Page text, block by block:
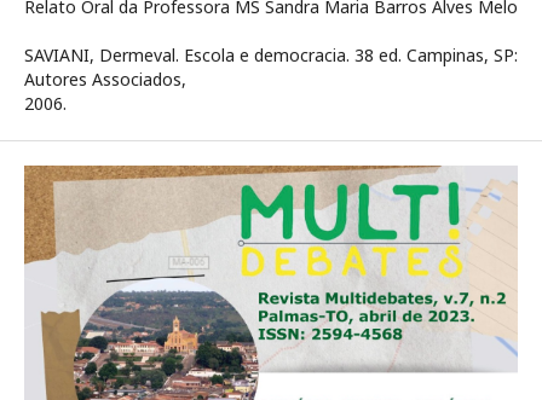
Relato Oral da Professora MS Sandra Maria Barros Alves Melo
SAVIANI, Dermeval. Escola e democracia. 38 ed. Campinas, SP:
Autores Associados,
2006.